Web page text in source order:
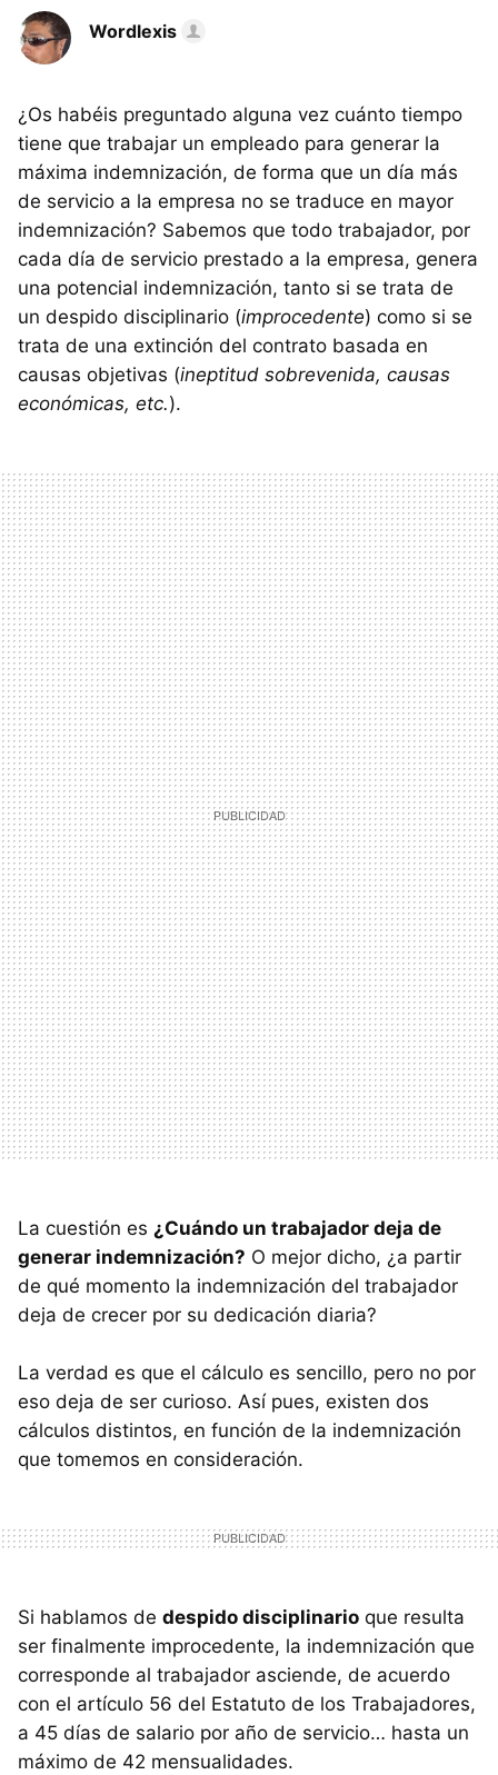
Wordlexis
¿Os habéis preguntado alguna vez cuánto tiempo
tiene que trabajar un empleado para generar la
máxima indemnización, de forma que un día más
de servicio a la empresa no se traduce en mayor
indemnización? Sabemos que todo trabajador, por
cada día de servicio prestado a la empresa, genera
una potencial indemnización, tanto si se trata de
un despido disciplinario (improcedente) como si se
trata de una extinción del contrato basada en
causas objetivas (ineptitud sobrevenida, causas
económicas, etc.).
La cuestión es ¿Cuándo un trabajador deja de
generar indemnización? O mejor dicho, ¿a partir
de qué momento la indemnización del trabajador
deja de crecer por su dedicación diaria?
La verdad es que el cálculo es sencillo, pero no por
eso deja de ser curioso. Así pues, existen dos
cálculos distintos, en función de la indemnización
que tomemos en consideración.
Si hablamos de despido disciplinario que resulta
ser finalmente improcedente, la indemnización que
corresponde al trabajador asciende, de acuerdo
con el artículo 56 del Estatuto de los Trabajadores,
a 45 días de salario por año de servicio… hasta un
máximo de 42 mensualidades.